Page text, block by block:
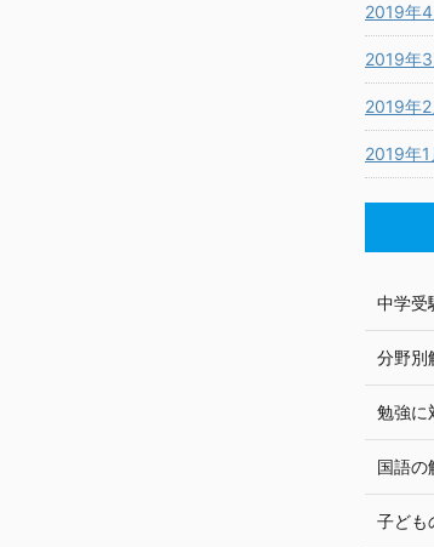
2019年4
2019年3
2019年2
2019年1
中学受
分野別
勉強に
国語の
子ども